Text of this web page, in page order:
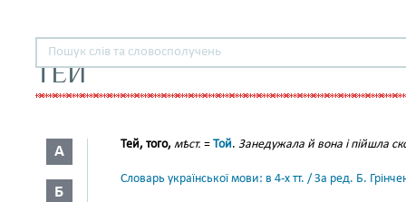
ТЕЙ
А
Б
Тей, того, мѣст. = Той. Занедужала й вона і пійшла
Словарь української мови: в 4-х тт. / За ред. Б.